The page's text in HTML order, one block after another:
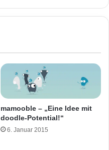
mamooble – „Eine Idee mit
doodle-Potential!“
6. Januar 2015